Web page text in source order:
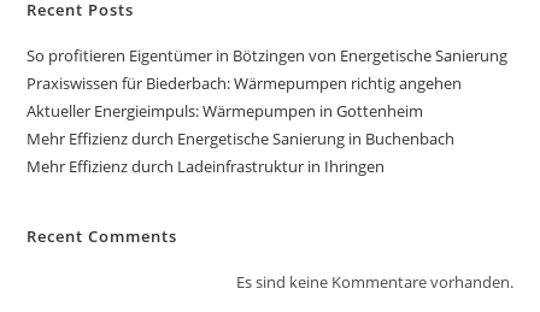
Recent Posts
So profitieren Eigentümer in Bötzingen von Energetische Sanierung
Praxiswissen für Biederbach: Wärmepumpen richtig angehen
Aktueller Energieimpuls: Wärmepumpen in Gottenheim
Mehr Effizienz durch Energetische Sanierung in Buchenbach
Mehr Effizienz durch Ladeinfrastruktur in Ihringen
Recent Comments
Es sind keine Kommentare vorhanden.